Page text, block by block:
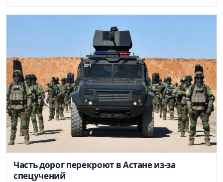
Часть дорог перекроют в Астане из-за
спецучений